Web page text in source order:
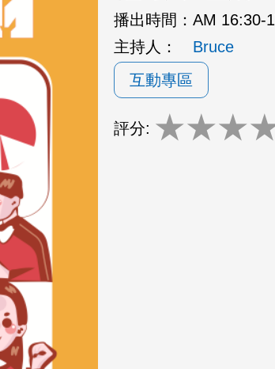
播出時間： AM 16:30-
主持人：
Bruce
互動專區
評分: ★★★